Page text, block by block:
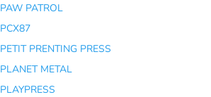
PAW PATROL
PCX87
PETIT PRENTING PRESS
PLANET METAL
PLAYPRESS